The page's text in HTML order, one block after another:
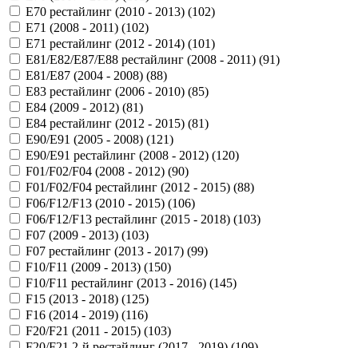
E70 рестайлинг (2010 - 2013) (102)
E71 (2008 - 2011) (102)
E71 рестайлинг (2012 - 2014) (101)
E81/E82/E87/E88 рестайлинг (2008 - 2011) (91)
E81/E87 (2004 - 2008) (88)
E83 рестайлинг (2006 - 2010) (85)
E84 (2009 - 2012) (81)
E84 рестайлинг (2012 - 2015) (81)
E90/E91 (2005 - 2008) (121)
E90/E91 рестайлинг (2008 - 2012) (120)
F01/F02/F04 (2008 - 2012) (90)
F01/F02/F04 рестайлинг (2012 - 2015) (88)
F06/F12/F13 (2010 - 2015) (106)
F06/F12/F13 рестайлинг (2015 - 2018) (103)
F07 (2009 - 2013) (103)
F07 рестайлинг (2013 - 2017) (99)
F10/F11 (2009 - 2013) (150)
F10/F11 рестайлинг (2013 - 2016) (145)
F15 (2013 - 2018) (125)
F16 (2014 - 2019) (116)
F20/F21 (2011 - 2015) (103)